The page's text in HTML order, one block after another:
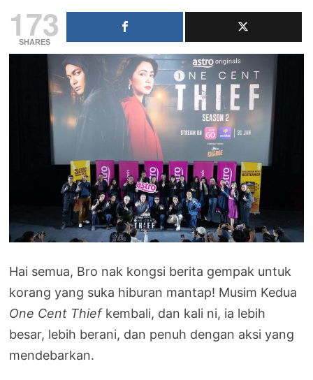
173
SHARES
Hai semua, Bro nak kongsi berita gempak untuk
korang yang suka hiburan mantap! Musim Kedua
One Cent Thiefkembali, dan kali ni, ia lebih
besar, lebih berani, dan penuh dengan aksi yang
mendebarkan.